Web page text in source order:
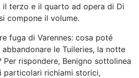
terzo e il quarto ad opera di Di
compone il volume.
fuga di Varennes: cosa poté
le Tuileries, la notte
Per rispondere, Benigno sottolinea
particolari richiami storici,